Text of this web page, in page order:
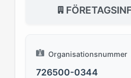
Organisationsnummer
726500-0344